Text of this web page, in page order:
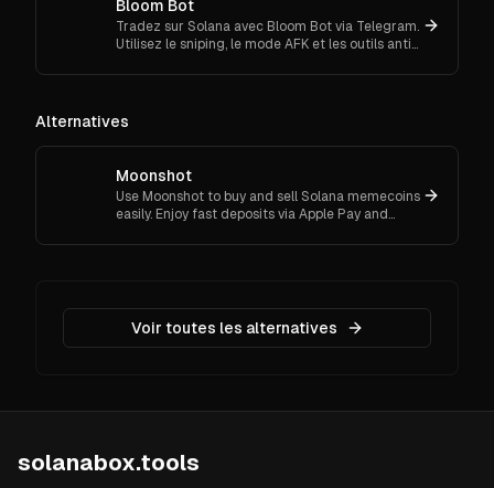
Bloom Bot
Tradez sur Solana avec Bloom Bot via Telegram.
Utilisez le sniping, le mode AFK et les outils anti-
transactions crypto.
Alternatives
Moonshot
Use Moonshot to buy and sell Solana memecoins
easily. Enjoy fast deposits via Apple Pay and
Voir toutes les alternatives
solanabox.tools